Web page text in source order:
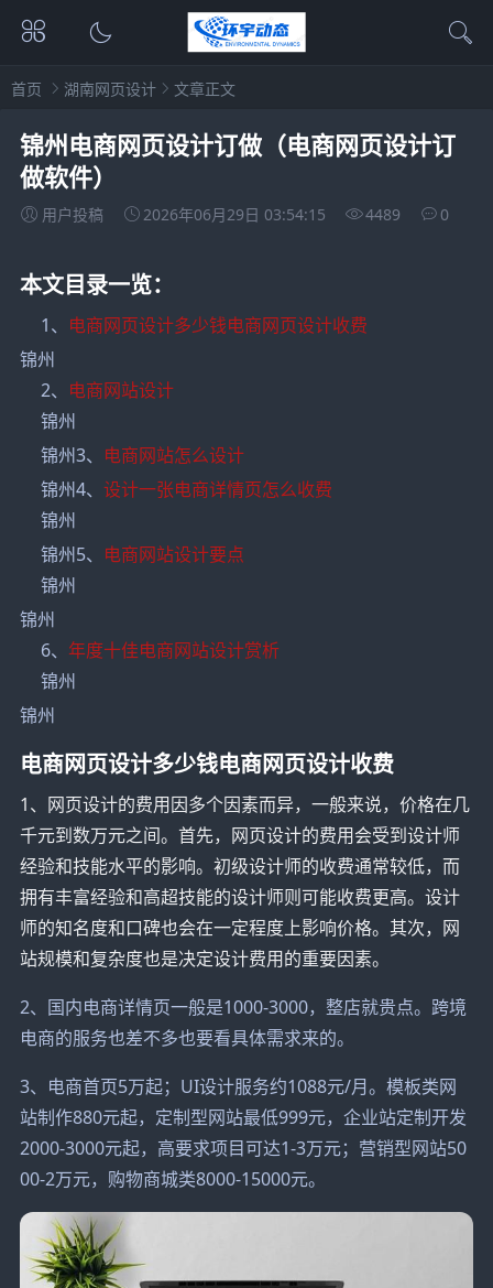
首页 湖南网页设计 文章正文
锦州电商网页设计订做（电商网页设计订
做软件）
用户投稿 2026年06月29日 03:54:15 4489 0
本文目录一览：
1、 电商网页设计多少钱电商网页设计收费
锦州
2、 电商网站设计
锦州
锦州3、 电商网站怎么设计
锦州4、设计一张电商详情页怎么收费
锦州
锦州5、 电商网站设计要点
锦州
锦州
6、年度十佳电商网站设计赏析
锦州
锦州
电商网页设计多少钱电商网页设计收费
1、网页设计的费用因多个因素而异，一般来说，价格在几
千元到数万元之间。首先，网页设计的费用会受到设计师
经验和技能水平的影响。初级设计师的收费通常较低，而
拥有丰富经验和高超技能的设计师则可能收费更高。设计
师的知名度和口碑也会在一定程度上影响价格。其次，网
站规模和复杂度也是决定设计费用的重要因素。
2、国内电商详情页一般是1000-3000，整店就贵点。跨境
电商的服务也差不多也要看具体需求来的。
3、电商首页5万起；UI设计服务约1088元/月。模板类网
站制作880元起，定制型网站最低999元，企业站定制开发
2000-3000元起，高要求项目可达1-3万元；营销型网站50
00-2万元，购物商城类8000-15000元。